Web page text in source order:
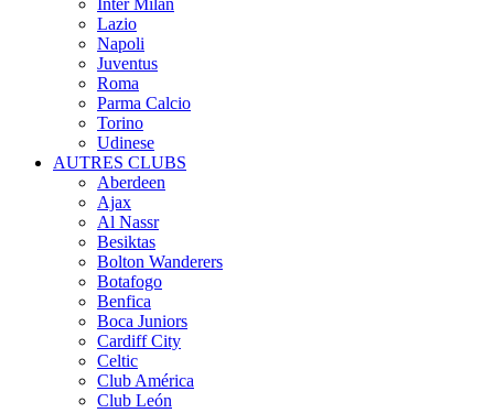
Inter Milan
Lazio
Napoli
Juventus
Roma
Parma Calcio
Torino
Udinese
AUTRES CLUBS
Aberdeen
Ajax
Al Nassr
Besiktas
Bolton Wanderers
Botafogo
Benfica
Boca Juniors
Cardiff City
Celtic
Club América
Club León